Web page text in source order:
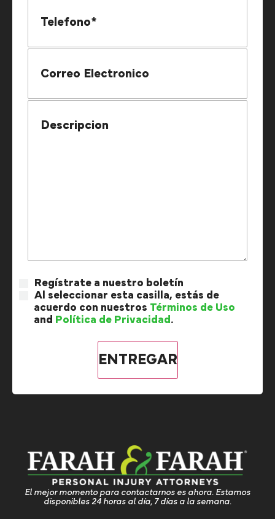
Regístrate a nuestro boletín
Al seleccionar esta casilla, estás de
acuerdo con nuestros Términos de Uso
and Política de Privacidad .
El mejor momento para contactarnos es ahora. Estamos
disponibles 24 horas al día, 7 días a la semana.